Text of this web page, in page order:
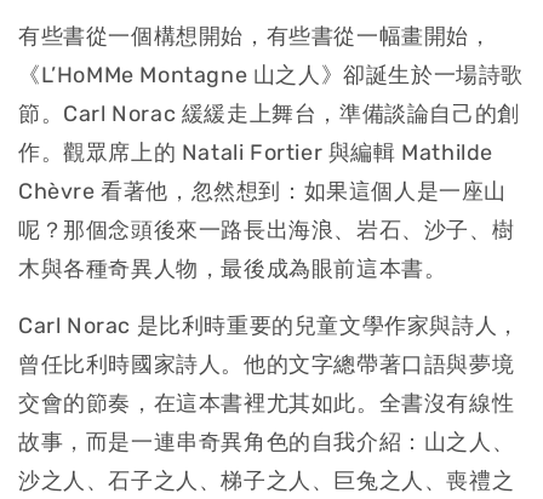
有些書從一個構想開始，有些書從一幅畫開始，
《L’HoMMe Montagne 山之人》卻誕生於一場詩歌
節。Carl Norac 緩緩走上舞台，準備談論自己的創
作。觀眾席上的 Natali Fortier 與編輯 Mathilde
Chèvre 看著他，忽然想到：如果這個人是一座山
呢？那個念頭後來一路長出海浪、岩石、沙子、樹
木與各種奇異人物，最後成為眼前這本書。
Carl Norac 是比利時重要的兒童文學作家與詩人，
曾任比利時國家詩人。他的文字總帶著口語與夢境
交會的節奏，在這本書裡尤其如此。全書沒有線性
故事，而是一連串奇異角色的自我介紹：山之人、
沙之人、石子之人、梯子之人、巨兔之人、喪禮之